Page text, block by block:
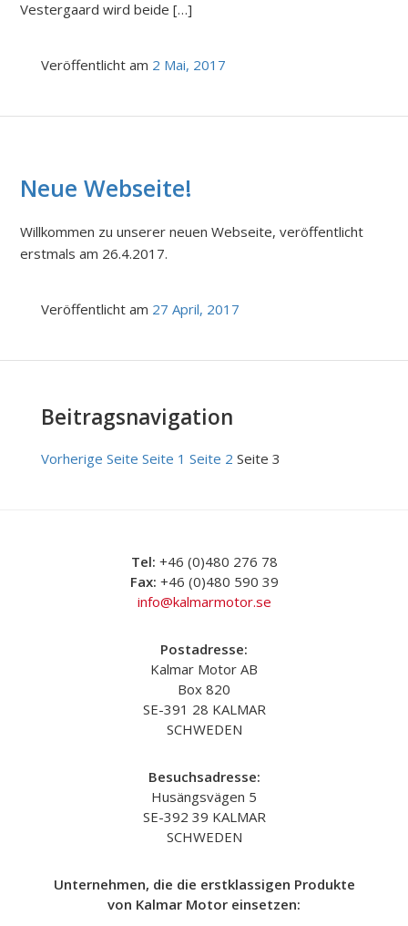
Vestergaard wird beide […]
Veröffentlicht am 2 Mai, 2017
Neue Webseite!
Willkommen zu unserer neuen Webseite, veröffentlicht
erstmals am 26.4.2017.
Veröffentlicht am 27 April, 2017
Beitragsnavigation
Vorherige Seite Seite 1 Seite 2 Seite 3
Tel: +46 (0)480 276 78
Fax: +46 (0)480 590 39
info@kalmarmotor.se
Postadresse:
Kalmar Motor AB
Box 820
SE-391 28 KALMAR
SCHWEDEN
Besuchsadresse:
Husängsvägen 5
SE-392 39 KALMAR
SCHWEDEN
Unternehmen, die die erstklassigen Produkte
von Kalmar Motor einsetzen: